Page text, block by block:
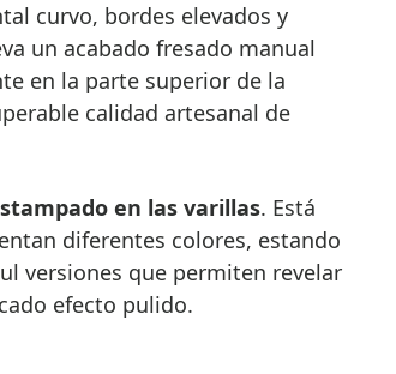
curvo, bordes elevados y
un acabado fresado manual
en la parte superior de la
calidad artesanal de
en las varillas. Está
diferentes colores, estando
versiones que permiten revelar
efecto pulido.